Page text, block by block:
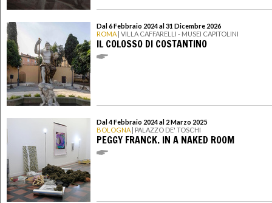
Dal 6 Febbraio 2024 al 31 Dicembre 2026
ROMA | VILLA CAFFARELLI - MUSEI CAPITOLINI
IL COLOSSO DI COSTANTINO
Dal 4 Febbraio 2024 al 2 Marzo 2025
BOLOGNA | PALAZZO DE' TOSCHI
PEGGY FRANCK. IN A NAKED ROOM